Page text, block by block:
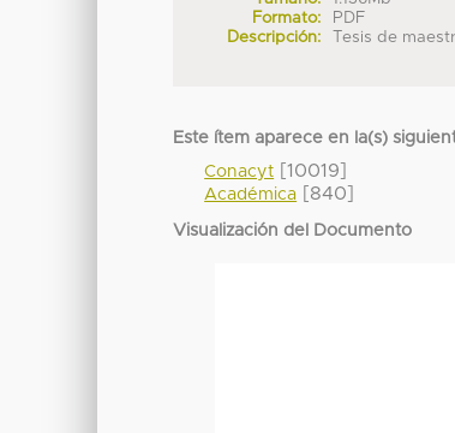
Formato:
PDF
Descripción:
Tesis de
Este ítem aparece en la(s)
Conacyt [10019]
Académica [840]
Visualización del Documento